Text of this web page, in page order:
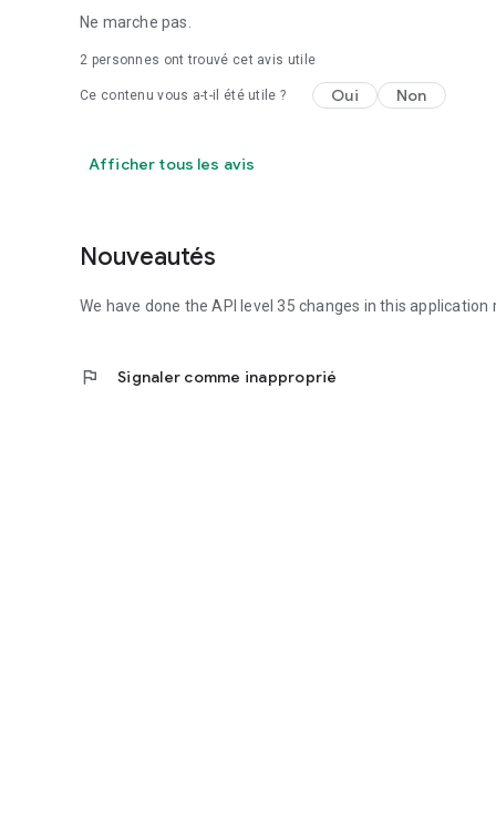
Ne marche pas.
2 personnes ont trouvé cet avis utile
Ce contenu vous a-t-il été utile ? Oui Non
Afficher tous les avis
Nouveautés
We have done the API level 35 changes in this application
flag Signaler comme inapproprié